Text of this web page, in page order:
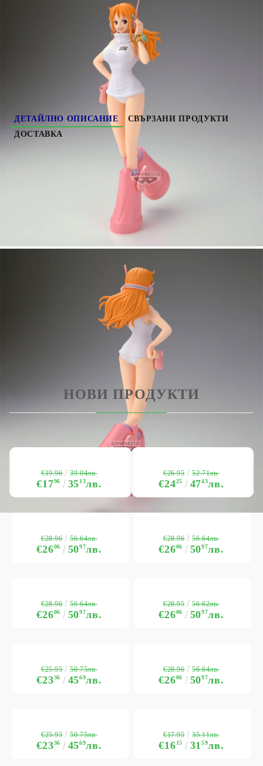
ДЕТАЙЛНО ОПИСАНИЕ
СВЪРЗАНИ ПРОДУКТИ
ДОСТАВКА
One Piece Glitter & Glamours Колекционерска
​Материал: PVC/ABS;
Всички фигурки са запечатани и
опаковани в илюстрована кутия.
НОВИ ПРОДУКТИ
€1796 3513лв.
€19.96 39.04лв.
€2425 4743лв.
€26.95 52.71лв.
€2606 5097лв.
€28.96 56.64лв.
€2606 5097лв.
€28.96 56.64лв.
€2606 5097лв.
€28.96 56.64лв.
€2606 5097лв.
€28.95 56.62лв.
€2336 4569лв.
€25.95 50.75лв.
€2606 5097лв.
€28.96 56.64лв.
€2336 4569лв.
€25.95 50.75лв.
€1615 3159лв.
€17.95 35.11лв.